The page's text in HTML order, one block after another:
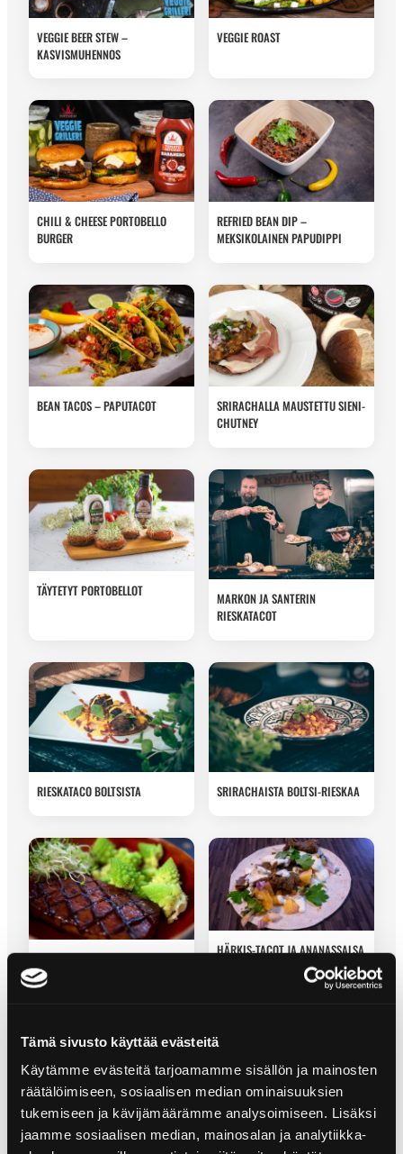
Tämä sivusto käyttää evästeitä
Käytämme evästeitä tarjoamamme sisällön ja mainosten
räätälöimiseen, sosiaalisen median ominaisuuksien
tukemiseen ja kävijämäärämme analysoimiseen. Lisäksi
jaamme sosiaalisen median, mainosalan ja analytiikka-
VEGGIE BEER STEW –
KASVISMUHENNOS
VEGGIE ROAST
CHILI & CHEESE PORTOBELLO
BURGER
REFRIED BEAN DIP –
MEKSIKOLAINEN PAPUDIPPI
BEAN TACOS – PAPUTACOT
SRIRACHALLA MAUSTETTU SIENI-
CHUTNEY
TÄYTETYT PORTOBELLOT
MARKON JA SANTERIN
RIESKATACOT
RIESKATACO BOLTSISTA SRIRACHAISTA BOLTSI-RIESKAA
JOULUTOFU
HÄRKIS-TACOT JA ANANASSALSA
LINSSIMUHENNOS SNAKKIHODARIT